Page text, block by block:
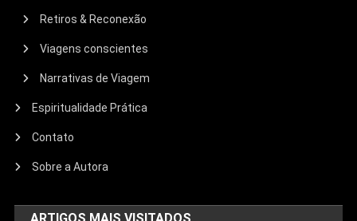
Retiros & Reconexão
Viagens conscientes
Narrativas de Viagem
Espiritualidade Prática
Contato
Sobre a Autora